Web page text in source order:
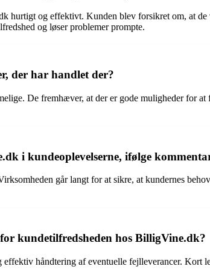
hurtigt og effektivt. Kunden blev forsikret om, at
og løser problemer prompte.
der har handlet der?
De fremhæver, at der er gode muligheder for
i kundeoplevelserne, ifølge
går langt for at sikre, at kundernes
kundetilfredsheden hos BilligVine.dk?
håndtering af eventuelle fejlleverancer. Kort